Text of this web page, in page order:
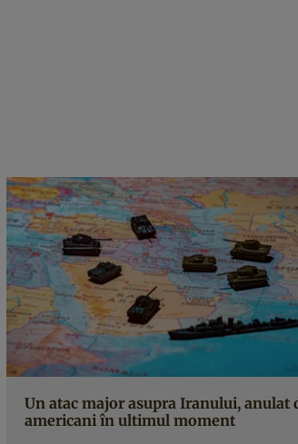
Un atac major asupra Iranului, anulat
americani în ultimul moment